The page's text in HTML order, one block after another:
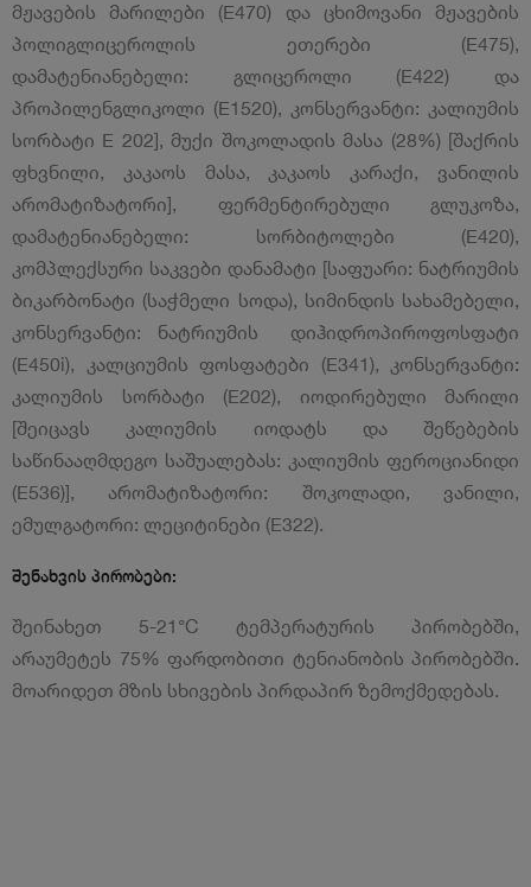
მჟავების მარილები (E470) და ცხიმოვანი მჟავების
პოლიგლიცეროლის ეთერები (E475),
დამატენიანებელი: გლიცეროლი (E422) და
პროპილენგლიკოლი (E1520), კონსერვანტი: კალიუმის
სორბატი E 202], მუქი შოკოლადის მასა (28%) [შაქრის
ფხვნილი, კაკაოს მასა, კაკაოს კარაქი, ვანილის
არომატიზატორი], ფერმენტირებული გლუკოზა,
დამატენიანებელი: სორბიტოლები (E420),
კომპლექსური საკვები დანამატი [საფუარი: ნატრიუმის
ბიკარბონატი (საჭმელი სოდა), სიმინდის სახამებელი,
კონსერვანტი: ნატრიუმის დიჰიდროპიროფოსფატი
(E450i), კალციუმის ფოსფატები (E341), კონსერვანტი:
კალიუმის სორბატი (E202), იოდირებული მარილი
[შეიცავს კალიუმის იოდატს და შეწებების
საწინააღმდეგო საშუალებას: კალიუმის ფეროციანიდი
(E536)], არომატიზატორი: შოკოლადი, ვანილი,
ემულგატორი: ლეციტინები (E322).
შენახვის პირობები:
შეინახეთ 5-21°С ტემპერატურის პირობებში,
არაუმეტეს 75% ფარდობითი ტენიანობის პირობებში.
მოარიდეთ მზის სხივების პირდაპირ ზემოქმედებას.